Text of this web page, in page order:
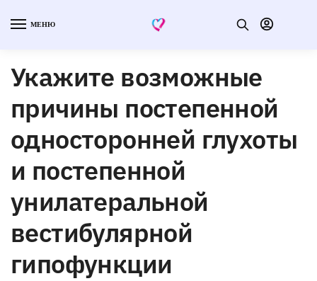
МЕНЮ
Укажите возможные
причины постепенной
односторонней глухоты
и постепенной
унилатеральной
вестибулярной
гипофункции